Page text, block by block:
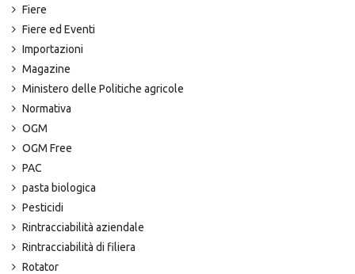
Fiere
Fiere ed Eventi
Importazioni
Magazine
Ministero delle Politiche agricole
Normativa
OGM
OGM Free
PAC
pasta biologica
Pesticidi
Rintracciabilità aziendale
Rintracciabilità di filiera
Rotator